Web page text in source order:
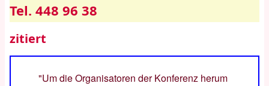
Tel. 448 96 38
zitiert
"Um die Organisatoren der Konferenz herum